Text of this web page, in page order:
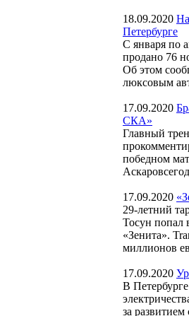
18.09.2020
Петербурге
С января по
продано 76
Об этом
люксовым
17.09.2020
СКА»
Главный
победном
17.09.2020
29-летний
Тосун попал
«Зенита».
миллионов
17.09.2020
В
за